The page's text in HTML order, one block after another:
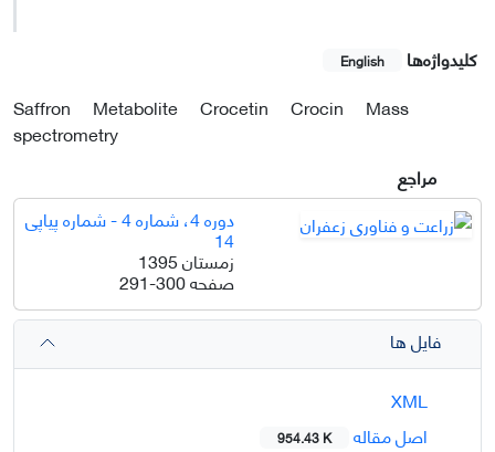
کلیدواژه‌ها English
Saffron Metabolite Crocetin Crocin
Mass
spectrometry
مراجع
دوره 4، شماره 4 - شماره پیاپی
14
زمستان 1395
صفحه291-300
فایل ها
اصل مقاله
954.43 K